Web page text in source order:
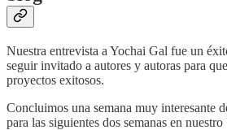
Nuestra entrevista a Yochai Gal fue un
seguir invitado a autores y autoras para
proyectos exitosos.
Concluimos una semana muy interesante
para las siguientes dos semanas en nuestro